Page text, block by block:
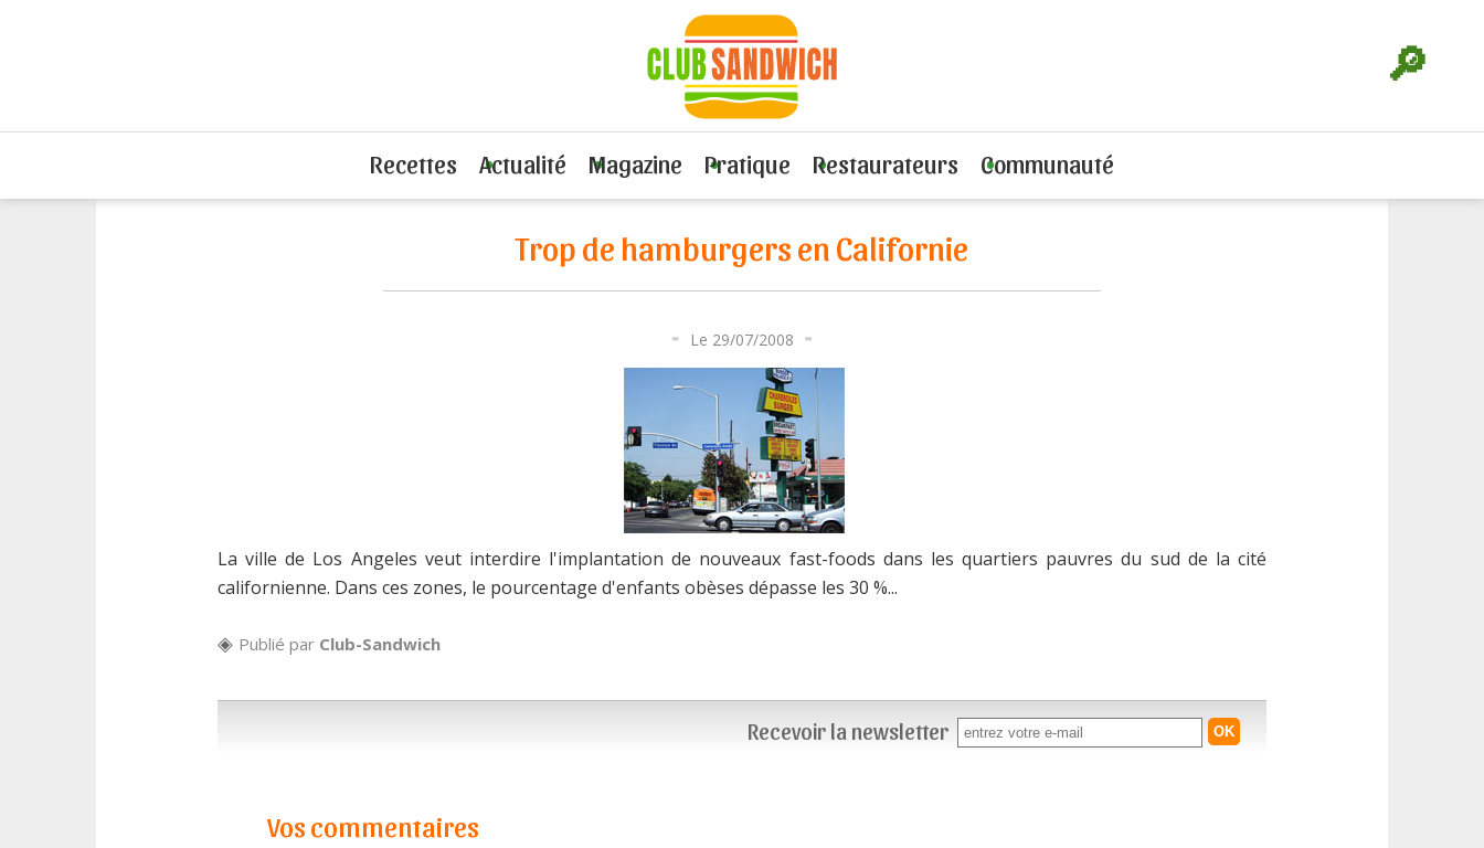
🔎
Recettes Actualité Magazine Pratique Restaurateurs Communauté
Trop de hamburgers en Californie
Trop de hamburgers en Californie
Le 29/07/2008
La ville de Los Angeles veut interdire l'implantation de nouveaux fast-foods dans les quartiers pauvres du sud de la cité
californienne. Dans ces zones, le pourcentage d'enfants obèses dépasse les 30 %...
Publié par Club-Sandwich
Recevoir la newsletter
Vos commentaires